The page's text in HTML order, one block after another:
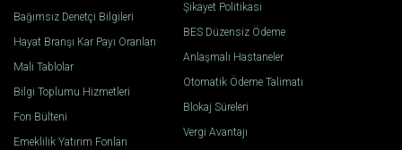
Bağımsız Denetçi Bilgileri
Hayat Branşı Kar Payı Oranları
Mali Tablolar
Bilgi Toplumu Hizmetleri
Fon Bülteni
Emeklilik Yatırım Fonları
Şikayet Politikası
BES Düzensiz Ödeme
Anlaşmalı Hastaneler
Otomatik Ödeme Talimatı
Blokaj Süreleri
Vergi Avantajı